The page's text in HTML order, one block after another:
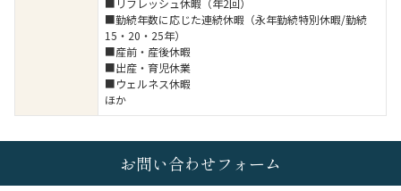
■リフレッシュ休暇（年2回）
■勤続年数に応じた連続休暇（永年勤続特別休暇/勤続
15・20・25年）
■産前・産後休暇
■出産・育児休業
■ウェルネス休暇
ほか
お問い合わせフォーム